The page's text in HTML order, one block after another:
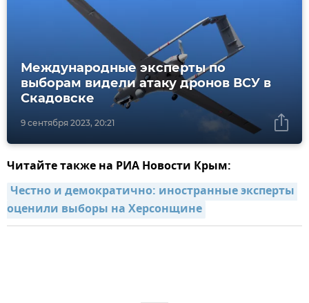
9 сентября 2023, 20:21
Международные эксперты по
выборам видели атаку дронов ВСУ в
Скадовске
Читайте также на РИА Новости Крым:
Честно и демократично: иностранные эксперты
оценили выборы на Херсонщине